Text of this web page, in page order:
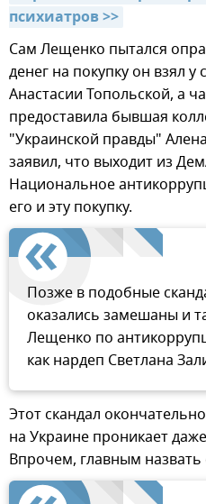
психиатров >>
Сам Лещенко пытался
денег на покупку он взял
Анастасии Топольской, а
предоставила бывшая
"Украинской правды"
заявил, что выходит из
Национальное
его и эту покупку.
Позже в подобные
оказались замешаны и
Лещенко по
как нардеп Светлана
Этот скандал
на Украине проникает
Впрочем, главным назвать